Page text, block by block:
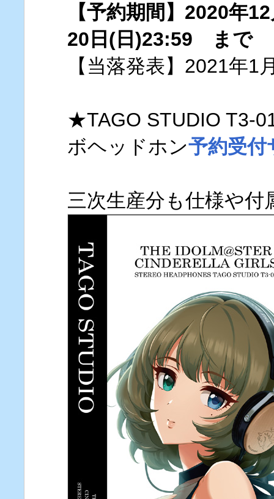
【予約期間】2020年
20日(日)23:59 まで
【当落発表】2021年
★TAGO STUDIO T3-
ボヘッドホン予約受
三次生産分も仕様や